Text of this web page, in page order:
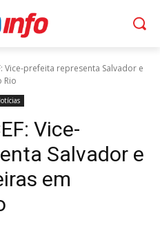
Vice-prefeita representa Salvador e
Rio
Vice-
Salvador e
em